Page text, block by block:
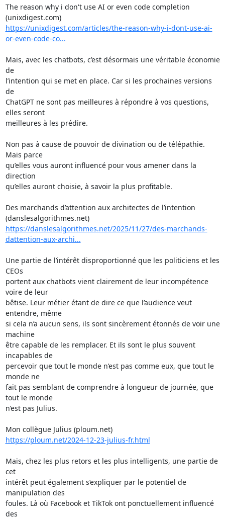
The reason why i don't use AI or even code completion
(unixdigest.com)
https://unixdigest.com/articles/the-reason-why-i-dont-use-ai-
or-even-code-co...
Mais, avec les chatbots, c’est désormais une véritable économie
de
l’intention qui se met en place. Car si les prochaines versions
de
ChatGPT ne sont pas meilleures à répondre à vos questions,
elles seront
meilleures à les prédire.
Non pas à cause de pouvoir de divination ou de télépathie.
Mais parce
qu’elles vous auront influencé pour vous amener dans la
direction
qu’elles auront choisie, à savoir la plus profitable.
Des marchands d’attention aux architectes de l’intention
(danslesalgorithmes.net)
https://danslesalgorithmes.net/2025/11/27/des-marchands-
dattention-aux-archi...
Une partie de l’intérêt disproportionné que les politiciens et les
CEOs
portent aux chatbots vient clairement de leur incompétence
voire de leur
bêtise. Leur métier étant de dire ce que l’audience veut
entendre, même
si cela n’a aucun sens, ils sont sincèrement étonnés de voir une
machine
être capable de les remplacer. Et ils sont le plus souvent
incapables de
percevoir que tout le monde n’est pas comme eux, que tout le
monde ne
fait pas semblant de comprendre à longueur de journée, que
tout le monde
n’est pas Julius.
Mon collègue Julius (ploum.net)
https://ploum.net/2024-12-23-julius-fr.html
Mais, chez les plus retors et les plus intelligents, une partie de
cet
intérêt peut également s’expliquer par le potentiel de
manipulation des
foules. Là où Facebook et TikTok ont ponctuellement influencé
des